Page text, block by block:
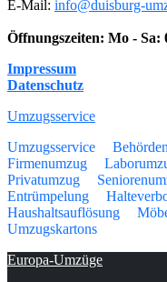
E-Mail: info@duisburg-
Öffnungszeiten: Mo - Sa:
Impressum
Datenschutz
Umzugsservice
Umzugsservice
Firmenumzug
Privatumzug
Entrümpelung
Haushaltsauflösung
Umzugskartons
Europa-Umzüge